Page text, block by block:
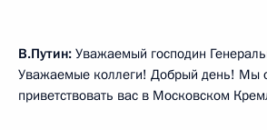
В.Путин: Уважаемый господин
Уважаемые коллеги! Добрый день! Мы
приветствовать вас в Московском